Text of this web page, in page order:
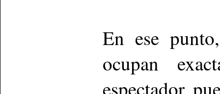
En ese
ocupan
espectador